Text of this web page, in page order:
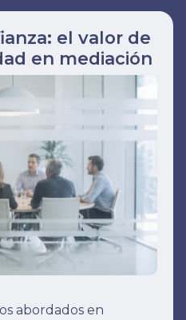
el valor de
en mediación
abordados en